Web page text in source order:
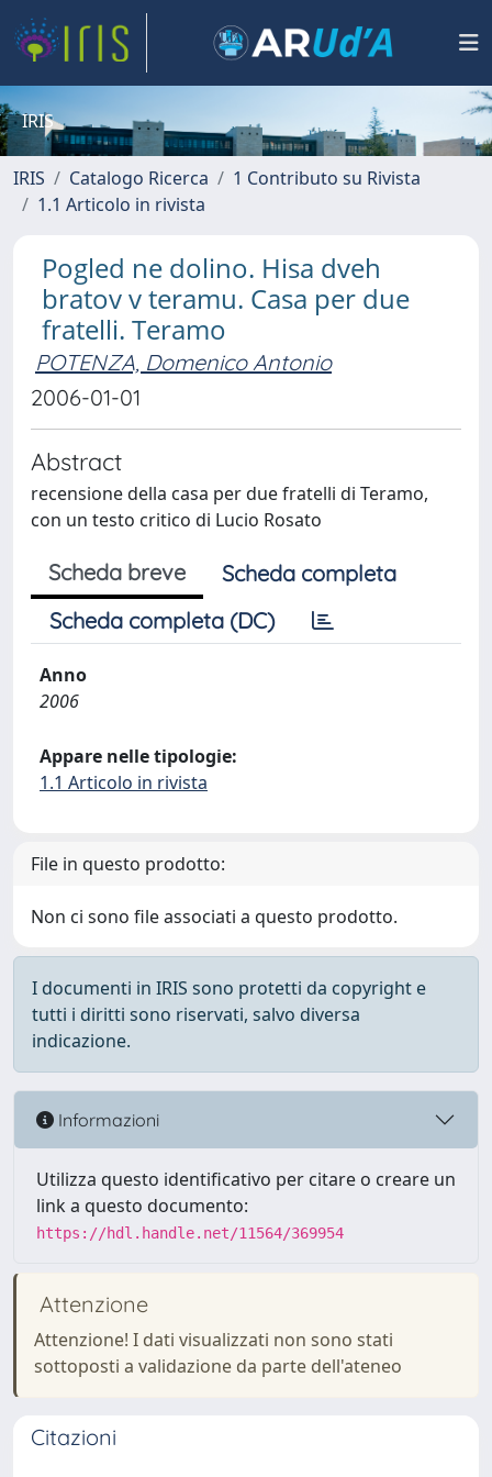
IRIS
IRIS Catalogo Ricerca
1 Contributo su Rivista
1.1 Articolo in rivista
Pogled ne dolino. Hisa dveh
bratov v teramu. Casa per due
fratelli. Teramo
POTENZA, Domenico Antonio
2006-01-01
Abstract
recensione della casa per due fratelli di Teramo,
con un testo critico di Lucio Rosato
Scheda breve
Scheda completa
Scheda completa (DC)
Anno
2006
Appare nelle tipologie:
1.1 Articolo in rivista
File in questo prodotto:
Non ci sono file associati a questo prodotto.
I documenti in IRIS sono protetti da copyright e
tutti i diritti sono riservati, salvo diversa
indicazione.
Informazioni
Utilizza questo identificativo per citare o creare un
link a questo documento:
https://hdl.handle.net/11564/369954
Attenzione
Attenzione! I dati visualizzati non sono stati
sottoposti a validazione da parte dell'ateneo
Citazioni